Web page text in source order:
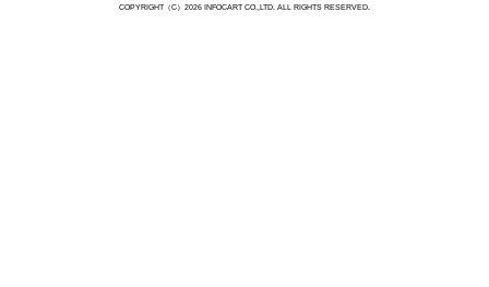
COPYRIGHT（C）2026 INFOCART CO.,LTD. ALL RIGHTS RESERVED.